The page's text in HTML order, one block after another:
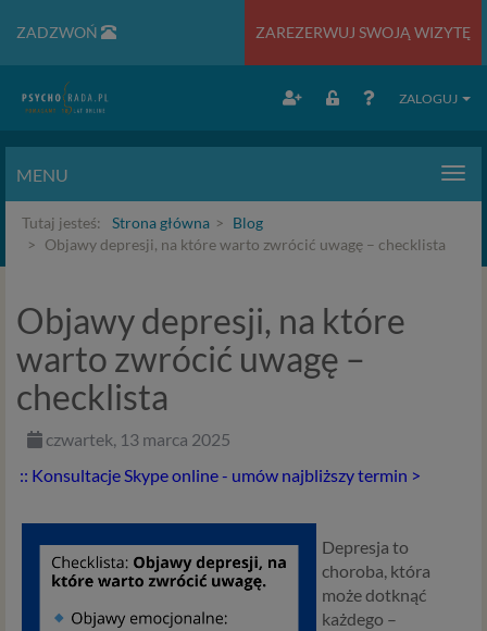
ZADZWOŃ ZAREZERWUJ SWOJĄ WIZYTĘ
ZALOGUJ
MENU
Tutaj jesteś: Strona główna
Blog
Objawy depresji, na które warto zwrócić uwagę – checklista
Objawy depresji, na które
warto zwrócić uwagę –
checklista
czwartek, 13 marca 2025
:: Konsultacje Skype online - umów najbliższy termin >
Depresja to
choroba, która
może dotknąć
każdego –